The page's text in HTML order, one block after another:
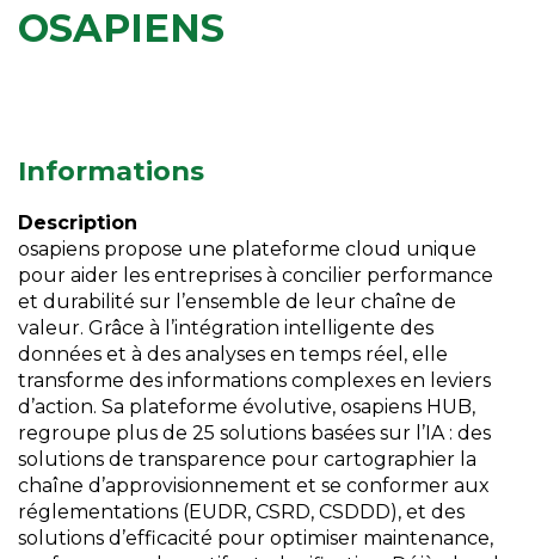
OSAPIENS
Informations
Description
osapiens propose une plateforme cloud unique
pour aider les entreprises à concilier performance
et durabilité sur l’ensemble de leur chaîne de
valeur. Grâce à l’intégration intelligente des
données et à des analyses en temps réel, elle
transforme des informations complexes en leviers
d’action. Sa plateforme évolutive, osapiens HUB,
regroupe plus de 25 solutions basées sur l’IA : des
solutions de transparence pour cartographier la
chaîne d’approvisionnement et se conformer aux
réglementations (EUDR, CSRD, CSDDD), et des
solutions d’efficacité pour optimiser maintenance,